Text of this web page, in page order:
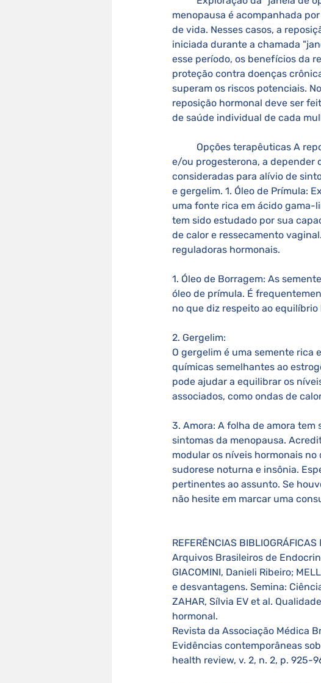
menopausa é acompanhada
de vida. Nesses casos, a
iniciada durante a chamada
esse período, os benefícios da
proteção contra doenças
superam os riscos potenciais.
reposição hormonal deve ser
de saúde individual de cada
e/ou progesterona, a depender
consideradas para alívio de
e gergelim. 1. Óleo de Prímula:
uma fonte rica em ácido gama-
tem sido estudado por sua
de calor e ressecamento
reguladoras hormonais.
1. Óleo de Borragem: As
óleo de prímula. É
no que diz respeito ao
2. Gergelim:
O gergelim é uma semente
químicas semelhantes ao
pode ajudar a equilibrar os
associados, como ondas de
3. Amora: A folha de amora
sintomas da menopausa.
modular os níveis hormonais
sudorese noturna e insônia.
pertinentes ao assunto. Se
não hesite em marcar uma
REFERÊNCIAS
Arquivos Brasileiros de
GIACOMINI, Danieli Ribeiro;
e desvantagens. Semina:
ZAHAR, Sílvia EV et al.
hormonal.
Revista da Associação Médica
Evidências contemporâneas
health review, v. 2, n. 2, p. 925-